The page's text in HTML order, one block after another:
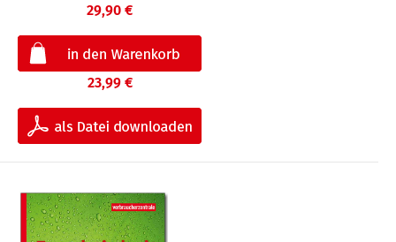
29,90 €
23,99 €